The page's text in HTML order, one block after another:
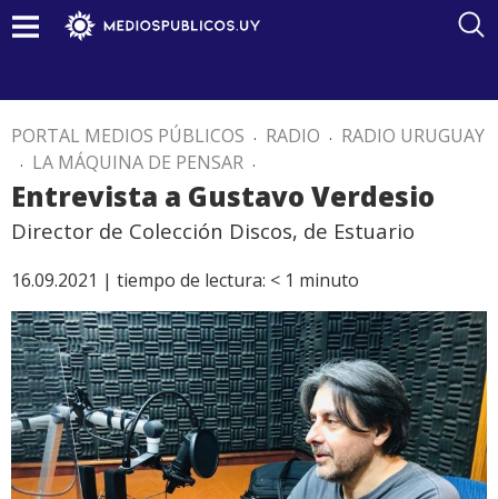
PORTAL MEDIOS PÚBLICOS . RADIO . RADIO URUGUAY
. LA MÁQUINA DE PENSAR .
Entrevista a Gustavo Verdesio
Director de Colección Discos, de Estuario
16.09.2021 | tiempo de lectura: < 1 minuto